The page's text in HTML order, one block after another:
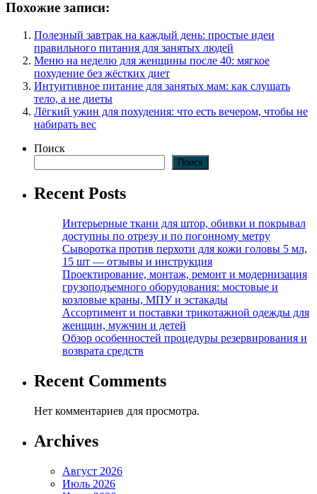
Похожие записи:
Полезный завтрак на каждый день: простые идеи
правильного питания для занятых людей
Меню на неделю для женщины после 40: мягкое
похудение без жёстких диет
Интуитивное питание для занятых мам: как слушать
тело, а не диеты
Лёгкий ужин для похудения: что есть вечером, чтобы не
набирать вес
Поиск
Поиск
Recent Posts
Интерьерные ткани для штор, обивки и покрывал
доступны по отрезу и по погонному метру
Сыворотка против перхоти для кожи головы 5 мл,
15 шт — отзывы и инструкция
Проектирование, монтаж, ремонт и модернизация
грузоподъемного оборудования: мостовые и
козловые краны, МПУ и эстакады
Ассортимент и поставки трикотажной одежды для
женщин, мужчин и детей
Обзор особенностей процедуры резервирования и
возврата средств
Recent Comments
Нет комментариев для просмотра.
Archives
Август 2026
Июль 2026